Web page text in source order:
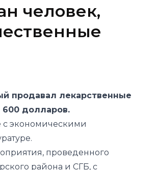
человек,
продавал лекарственные
600 долларов.
с экономическими
проведенного
района и СГБ, с